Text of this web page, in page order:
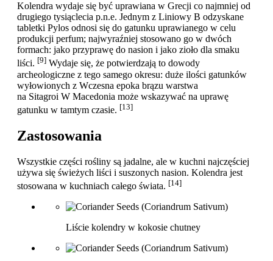
Kolendra wydaje się być uprawiana w Grecji co najmniej od
drugiego tysiąclecia p.n.e. Jednym z Liniowy B odzyskane
tabletki Pylos odnosi się do gatunku uprawianego w celu
produkcji perfum; najwyraźniej stosowano go w dwóch
formach: jako przyprawę do nasion i jako zioło dla smaku
liści. [9] Wydaje się, że potwierdzają to dowody
archeologiczne z tego samego okresu: duże ilości gatunków
wyłowionych z Wczesna epoka brązu warstwa
na Sitagroi W Macedonia może wskazywać na uprawę
gatunku w tamtym czasie. [13]
Zastosowania
Wszystkie części rośliny są jadalne, ale w kuchni najczęściej
używa się świeżych liści i suszonych nasion. Kolendra jest
stosowana w kuchniach całego świata. [14]
Liście kolendry w kokosie chutney